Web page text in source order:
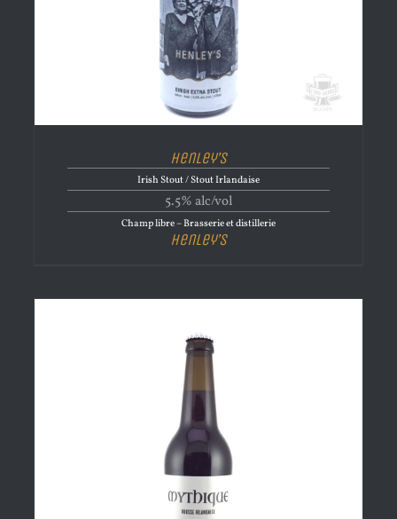
Henley’s
Irish Stout / Stout Irlandaise
5.5% alc/vol
Champ libre – Brasserie et distillerie
Henley’s